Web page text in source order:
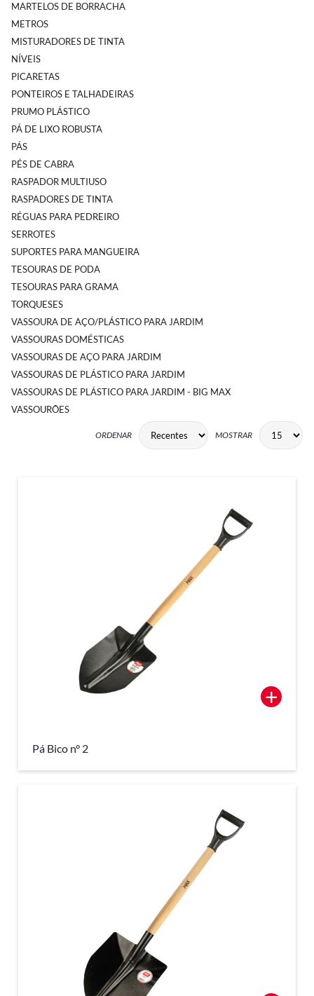
MARTELOS DE BORRACHA
METROS
MISTURADORES DE TINTA
NÍVEIS
PICARETAS
PONTEIROS E TALHADEIRAS
PRUMO PLÁSTICO
PÁ DE LIXO ROBUSTA
PÁS
PÉS DE CABRA
RASPADOR MULTIUSO
RASPADORES DE TINTA
RÉGUAS PARA PEDREIRO
SERROTES
SUPORTES PARA MANGUEIRA
TESOURAS DE PODA
TESOURAS PARA GRAMA
TORQUESES
VASSOURA DE AÇO/PLÁSTICO PARA JARDIM
VASSOURAS DOMÉSTICAS
VASSOURAS DE AÇO PARA JARDIM
VASSOURAS DE PLÁSTICO PARA JARDIM
VASSOURAS DE PLÁSTICO PARA JARDIM - BIG MAX
VASSOURÕES
ORDENAR MOSTRAR
Pá Bico n° 2
+